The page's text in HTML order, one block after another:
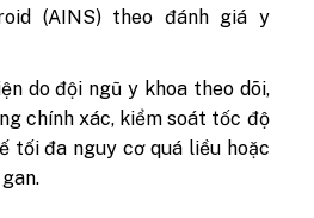
(AINS) theo đánh giá y
do đội ngũ y khoa theo dõi,
chính xác, kiểm soát tốc độ
tối đa nguy cơ quá liều hoặc